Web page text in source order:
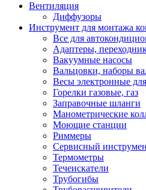
Вентиляция
Диффузоры
Инструмент для монтажа
Все для
Адаптеры,
Вакуумные насосы
Вальцовки, наборы
Весы электронные
Горелки газовые, газ
Заправочные шланги
Манометрические
Моющие станции
Риммеры
Сервисный
Термометры
Течеискатели
Трубогибы